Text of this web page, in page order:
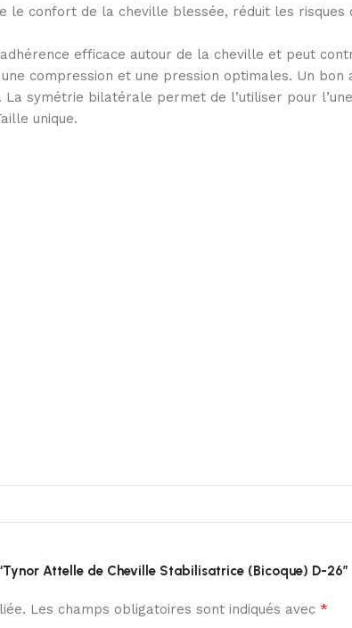
le confort de la cheville blessée, réduit les
efficace autour de la cheville et peut
compression et une pression optimales. Un
symétrie bilatérale permet de l’utiliser pour
unique.
Attelle de Cheville Stabilisatrice (Bicoque) D-26”
Les champs obligatoires sont indiqués avec *